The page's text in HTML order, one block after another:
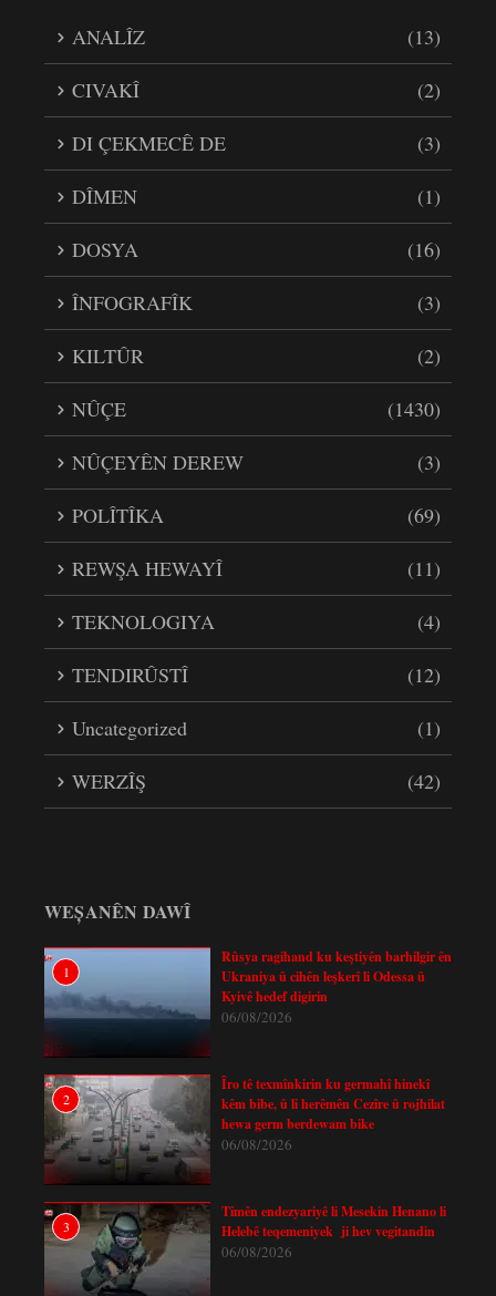
ANALÎZ
(13)
CIVAKÎ
(2)
DI ÇEKMECÊ DE
(3)
DÎMEN
(1)
DOSYA
(16)
ÎNFOGRAFÎK
(3)
KILTÛR
(2)
NÛÇE
(1430)
NÛÇEYÊN DEREW
(3)
POLÎTÎKA
(69)
REWŞA HEWAYÎ
(11)
TEKNOLOGIYA
(4)
TENDIRÛSTÎ
(12)
Uncategorized
(1)
WERZÎŞ
(42)
WEȘANÊN DAWÎ
1
Rûsya ragihand ku keştiyên barhilgir ên
Ukraniya û cihên leşkerî li Odessa û
Kyivê hedef digirin
06/08/2026
2
Îro tê texmînkirin ku germahî hinekî
kêm bibe, û li herêmên Cezîre û rojhilat
hewa germ berdewam bike
06/08/2026
3
Tîmên endezyariyê li Mesekin Henano li
Helebê teqemeniyek ji hev vegitandin
06/08/2026